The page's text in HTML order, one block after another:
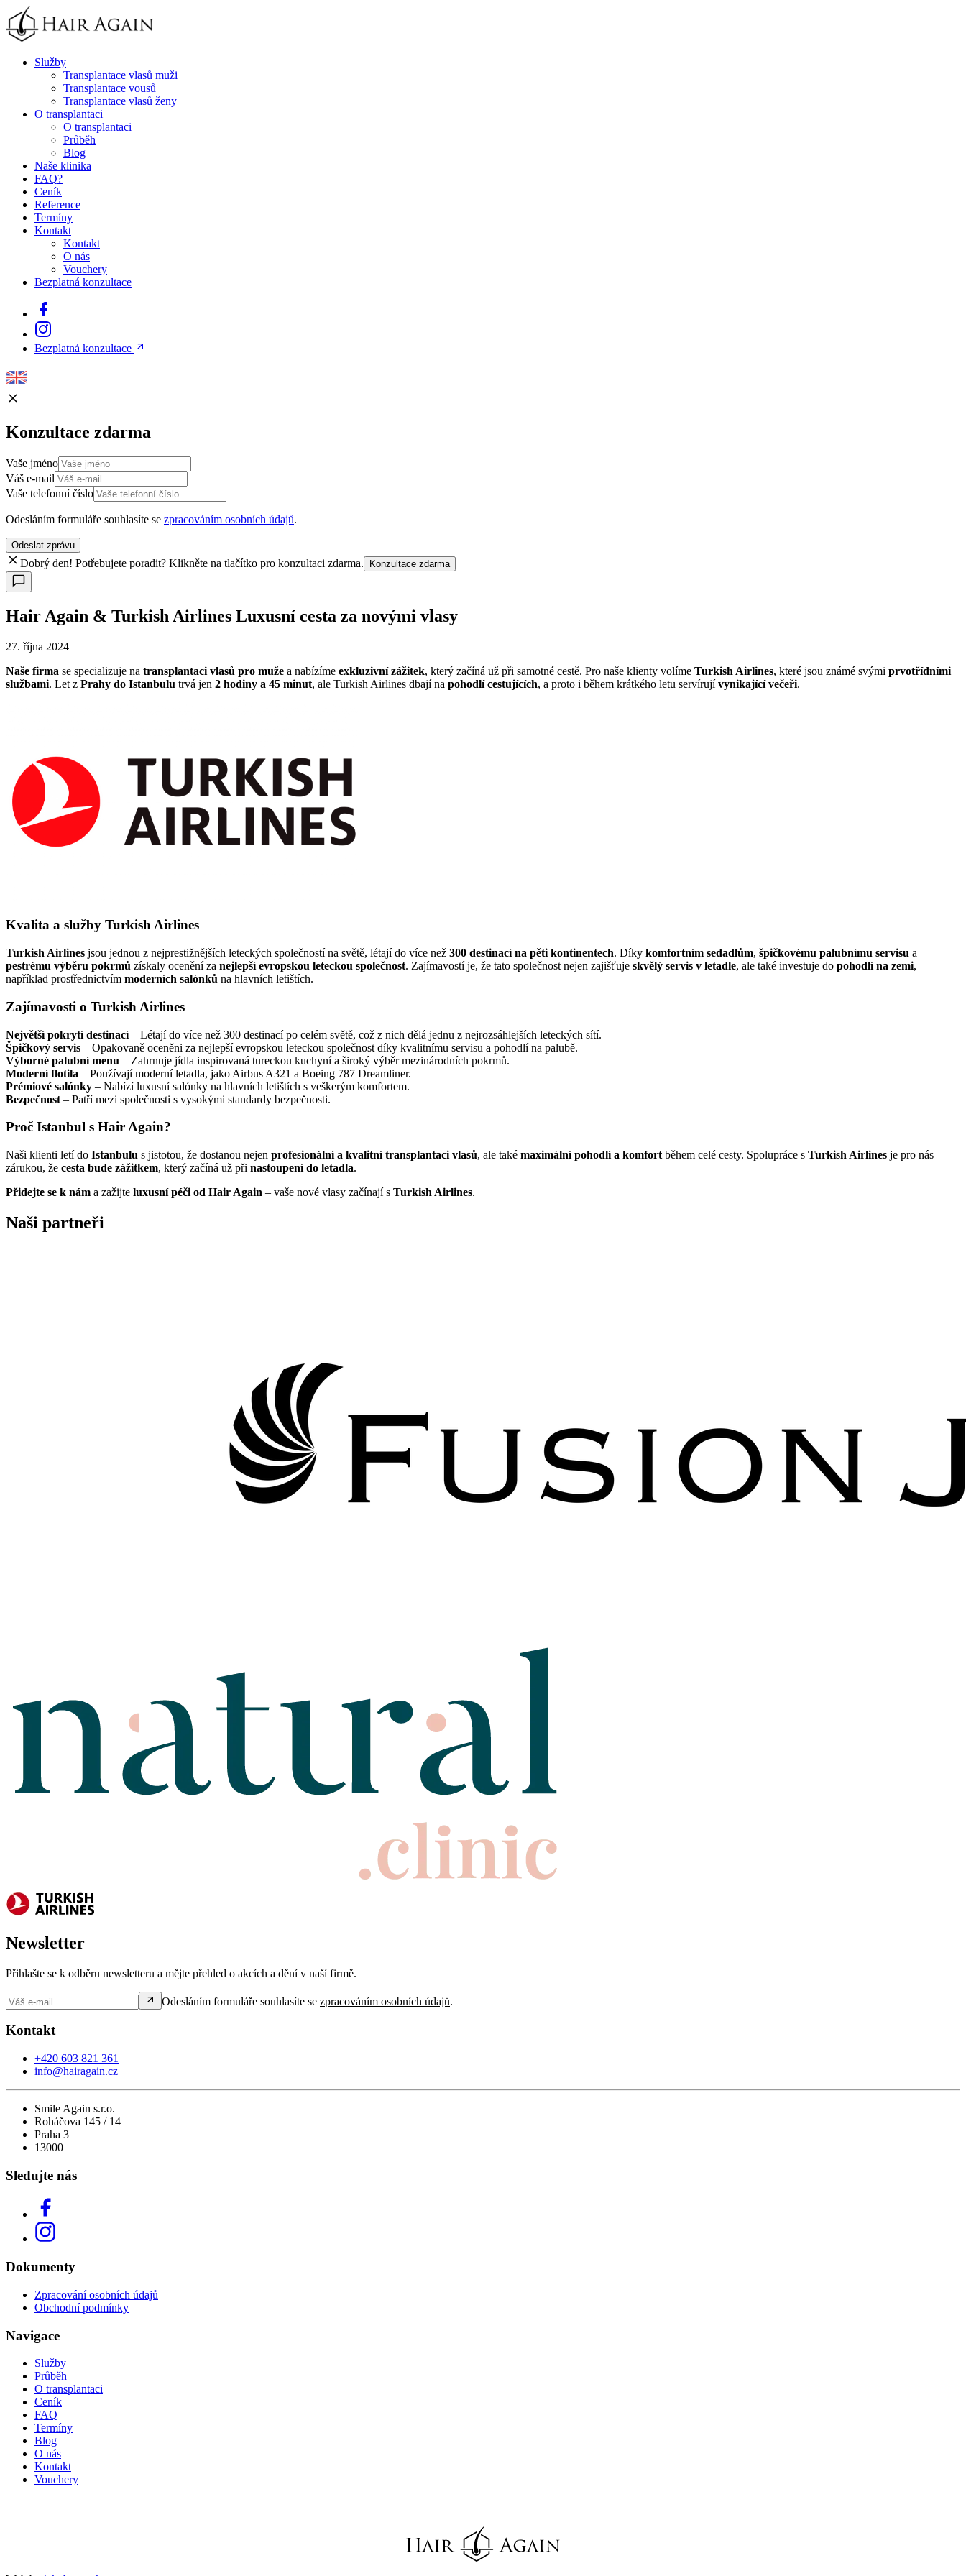
Služby
Transplantace vlasů muži
Transplantace vousů
Transplantace vlasů ženy
O transplantaci
O transplantaci
Průběh
Blog
Naše klinika
FAQ?
Ceník
Reference
Termíny
Kontakt
Kontakt
O nás
Vouchery
Bezplatná konzultace
Bezplatná konzultace
Konzultace zdarma
Vaše jméno
Váš e-mail
Vaše telefonní číslo
Odesláním formuláře souhlasíte se zpracováním osobních údajů.
Odeslat zprávu
Dobrý den! Potřebujete poradit? Klikněte na tlačítko pro konzultaci zdarma. Konzultace zdarma
Hair Again & Turkish Airlines Luxusní cesta za novými vlasy
27. října 2024
Naše firma se specializuje na transplantaci vlasů pro muže a nabízíme exkluzivní zážitek, který začíná už při samotné cestě. Pro naše klienty volíme Turkish Airlines, které jsou známé svými prvotřídními
službami. Let z Prahy do Istanbulu trvá jen 2 hodiny a 45 minut, ale Turkish Airlines dbají na pohodlí cestujících, a proto i během krátkého letu servírujívynikající večeři.
Kvalita a služby Turkish Airlines
Turkish Airlines jsou jednou z nejprestižnějších leteckých společností na světě, létají do více než 300 destinací na pěti kontinentech. Díky komfortním sedadlům, špičkovému palubnímu servisu a
pestrému výběru pokrmů získaly ocenění za nejlepší evropskou leteckou společnost. Zajímavostí je, že tato společnost nejen zajišťuje skvělý servis v letadle, ale také investuje do pohodlí na zemi,
například prostřednictvím moderních salónků na hlavních letištích.
Zajímavosti o Turkish Airlines
Největší pokrytí destinací– Létají do více než 300 destinací po celém světě, což z nich dělá jednu z nejrozsáhlejších leteckých sítí.
Špičkový servis – Opakovaně oceněni za nejlepší evropskou leteckou společnost díky kvalitnímu servisu a pohodlí na palubě.
Výborné palubní menu – Zahrnuje jídla inspirovaná tureckou kuchyní a široký výběr mezinárodních pokrmů.
Moderní flotila – Používají moderní letadla, jako Airbus A321 a Boeing 787 Dreamliner.
Prémiové salónky – Nabízí luxusní salónky na hlavních letištích s veškerým komfortem.
Bezpečnost – Patří mezi společnosti s vysokými standardy bezpečnosti.
Proč Istanbul s Hair Again?
Naši klienti letí do Istanbulu s jistotou, že dostanou nejen profesionální a kvalitní transplantaci vlasů, ale také maximální pohodlí a komfort během celé cesty. Spolupráce s Turkish Airlines je pro nás
zárukou, že cesta bude zážitkem, který začíná už při nastoupení do letadla.
Přidejte se k nám a zažijte luxusní péči od Hair Again – vaše nové vlasy začínají s Turkish Airlines.
Naši partneři
Newsletter
Přihlašte se k odběru newsletteru a mějte přehled o akcích a dění v naší firmě.
Odesláním formuláře souhlasíte se zpracováním osobních údajů.
Kontakt
+420 603 821 361
info@hairagain.cz
Smile Again s.r.o.
Roháčova 145 / 14
Praha 3
13000
Sledujte nás
Dokumenty
Zpracování osobních údajů
Obchodní podmínky
Navigace
Služby
Průběh
O transplantaci
Ceník
FAQ
Termíny
Blog
O nás
Kontakt
Vouchery